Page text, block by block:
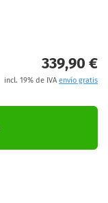
339,90 €
incl. 19% de IVA envío gratis